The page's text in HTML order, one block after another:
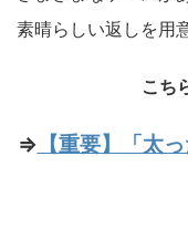
素晴らしい返しを用
こち
⇒ 【重要】「太